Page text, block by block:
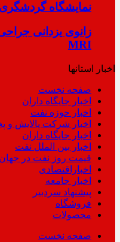
نمایشگاه
زانوی یزدانی
MRI
اخبار استانها
صفحه نخست
اخبار جایگاه داران
اخبار حوزه نفت
اخبار شرکت پالایش و
اخبار جایگاه داران
اخبار بین الملل نفت
قیمت روز نفت در جهان
اخباراقتصادی
اخبار جامعه
پیشنهاد سردبیر
فروشگاه
محصولات
صفحه نخست